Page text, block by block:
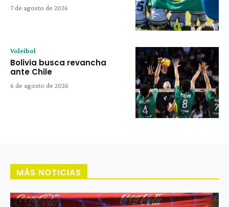
7 de agosto de 2026
Voleibol
Bolivia busca revancha
ante Chile
6 de agosto de 2026
MÁS NOTICIAS